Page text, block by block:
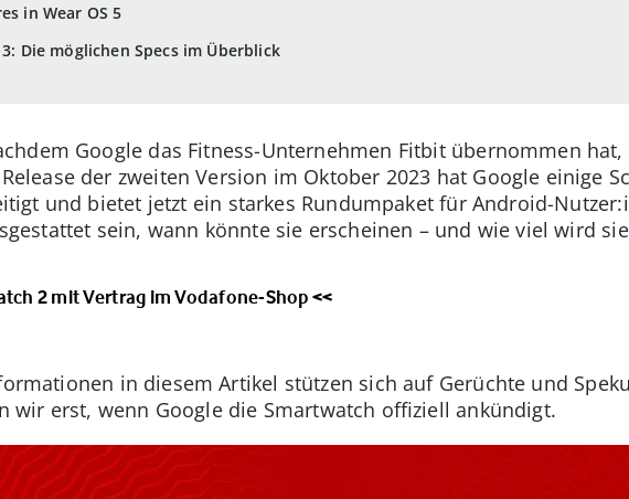
in Wear OS 5
Die möglichen Specs im Überblick
Google das Fitness-Unternehmen Fitbit übernommen
der zweiten Version im Oktober 2023 hat Google einige
und bietet jetzt ein starkes Rundumpaket für Android-
sein, wann könnte sie erscheinen – und wie viel wird
2 mit Vertrag im Vodafone-Shop <<
in diesem Artikel stützen sich auf Gerüchte und
wir erst, wenn Google die Smartwatch offiziell ankündigt.